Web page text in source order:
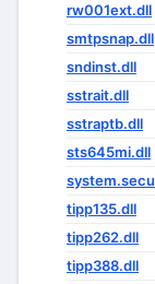
rw001ext.dll
smtpsnap.dll
sndinst.dll
sstrait.dll
sstraptb.dll
sts645mi.dll
tipp135.dll
tipp262.dll
tipp388.dll